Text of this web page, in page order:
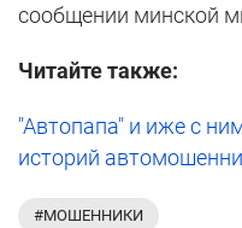
сообщении минской
Читайте также:
"Автопапа" и иже с
историй
#МОШЕННИКИ